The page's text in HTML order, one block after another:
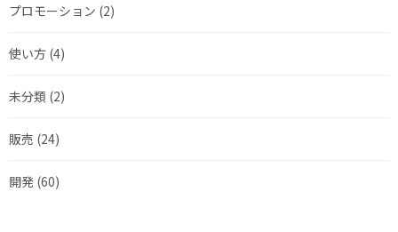
プロモーション (2)
使い方 (4)
未分類 (2)
販売 (24)
開発 (60)